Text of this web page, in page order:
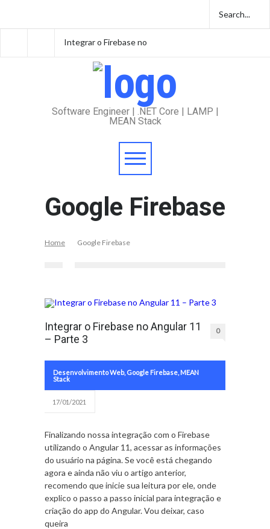
Integrar o Firebase no
Software Engineer | .NET Core | LAMP |
MEAN Stack
Google Firebase
Home Google Firebase
Integrar o Firebase no Angular 11
– Parte 3
0
Desenvolvimento Web, Google Firebase, MEAN
Stack
17/01/2021
Finalizando nossa integração com o Firebase
utilizando o Angular 11, acessar as informações
do usuário na página. Se você está chegando
agora e ainda não viu o artigo anterior,
recomendo que inicie sua leitura por ele, onde
explico o passo a passo inicial para integração e
criação do app do Angular. Vou deixar, caso
queira